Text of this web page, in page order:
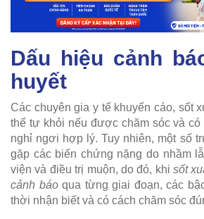
Dấu hiệu cảnh
huyết
Các chuyên gia y tế khuyến cáo, sốt
thể tự khỏi nếu được chăm sóc và
nghỉ ngơi hợp lý. Tuy nhiên, một số
gặp các biến chứng nặng do nhầm
viện và điều trị muộn, do đó, khisốt
cảnh báoqua từng giai đoạn, các
thời nhận biết và có cách chăm sóc